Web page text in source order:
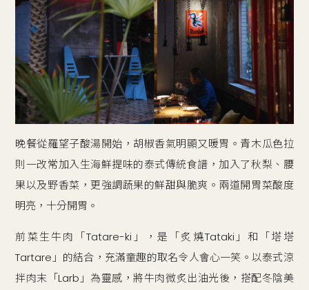
晚餐從羅望子酸湯開始，胡椒香氣明顯又暖胃。青木瓜色拉
則一改常加入生海鮮提味的泰式傳統食譜，加入了秋梨、腰
果以及野香菜，更強調蔬果的鮮甜與脆爽。兩道開胃菜酸度
明亮，十分開胃。
前菜生牛肉「Tatare-ki」，是「炙燒Tataki」和「塔塔
Tartare」的結合，充滿童趣的取名令人會心一笑。以泰式涼
拌肉末「Larb」為靈感，將牛肉微炙出油光後，搭配冬陰美